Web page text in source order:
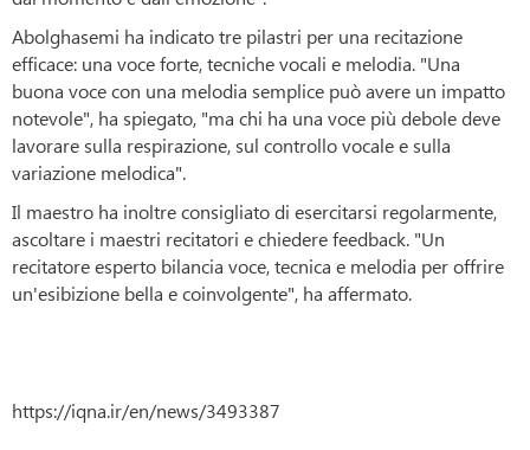
Abolghasemi ha indicato tre pilastri per una recitazione
efficace: una voce forte, tecniche vocali e melodia. "Una
buona voce con una melodia semplice può avere un impatto
notevole", ha spiegato, "ma chi ha una voce più debole deve
lavorare sulla respirazione, sul controllo vocale e sulla
variazione melodica".
Il maestro ha inoltre consigliato di esercitarsi regolarmente,
ascoltare i maestri recitatori e chiedere feedback. "Un
recitatore esperto bilancia voce, tecnica e melodia per offrire
un'esibizione bella e coinvolgente", ha affermato.
https://iqna.ir/en/news/3493387